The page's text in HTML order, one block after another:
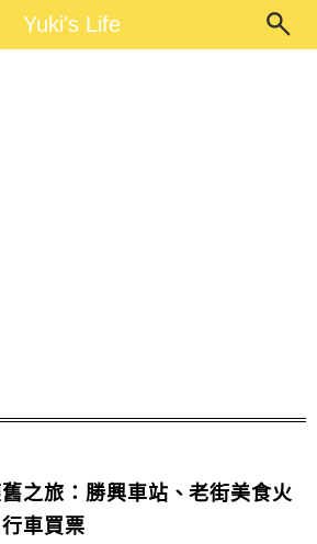
Yuki's Life
之旅：勝興車站、老街美食火
車買票